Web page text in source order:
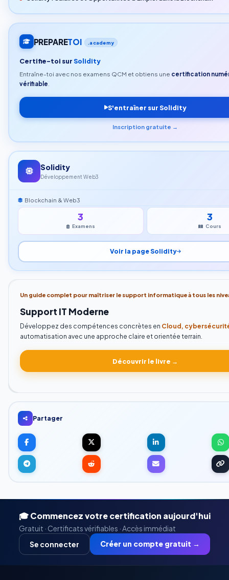
PREPARETOI .academy
Certifie-toi surSolidity
Entraîne-toi avec nos examens QCM et obtiens une certification
vérifiable.
S'entraîner sur Solidity
Inscription gratuite →
Solidity
Développement Web3
Blockchain & Web3
3
Examens
3
Cours
Voir la page Solidity
Un guide complet pour maîtriser le support informatique à tous les
Support IT Moderne
Développez des compétences concrètes en Cloud,
automatisation avec une approche claire et orientée terrain.
Découvrir le livre →
Partager
🎓 Commencez votre certification aujourd'hui
Gratuit · Certificats vérifiables · Accès immédiat
Se connecter
Créer un compte gratuit →